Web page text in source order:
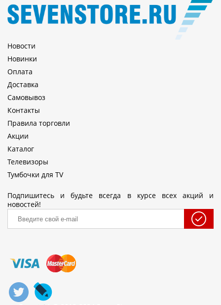
Новости
Новинки
Оплата
Доставка
Самовывоз
Контакты
Правила торговли
Акции
Каталог
Телевизоры
Тумбочки для TV
Подпишитесь и будьте всегда в курсе всех акций и
новостей!